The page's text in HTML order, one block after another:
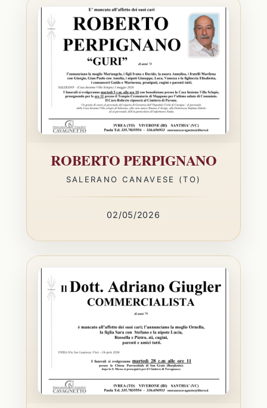
ROBERTO PERPIGNANO
SALERANO CANAVESE (TO)
02/05/2026